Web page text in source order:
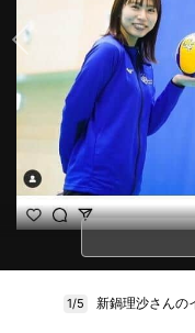
1/5 新鍋理沙さんの